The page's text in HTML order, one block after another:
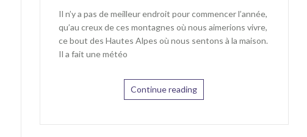
Il n’y a pas de meilleur endroit pour commencer l’année,
qu’au creux de ces montagnes où nous aimerions vivre,
ce bout des Hautes Alpes où nous sentons à la maison.
Il a fait une météo
Continue reading